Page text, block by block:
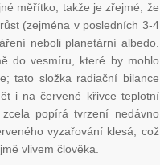
měřítko, takže je zřejmé, že
(zejména v posledních 3-4
neboli planetární albedo.
do vesmíru, které by mohlo
tato složka radiační bilance
i na červené křivce teplotní
popírá tvrzení nedávno
vyzařování klesá, což
vlivem člověka.